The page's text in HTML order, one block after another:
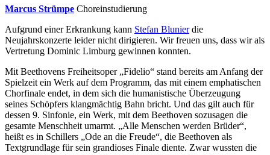
Marcus Strümpe Choreinstudierung
Aufgrund einer Erkrankung kann Stefan Blunierdie
Neujahrskonzerte leider nicht dirigieren. Wir freuen uns, dass wir als
Vertretung Dominic Limburg gewinnen konnten.
Mit Beethovens Freiheitsoper „Fidelio“ stand bereits am Anfang der
Spielzeit ein Werk auf dem Programm, das mit einem emphatischen
Chorfinale endet, in dem sich die humanistische Überzeugung
seines Schöpfers klangmächtig Bahn bricht. Und das gilt auch für
dessen 9. Sinfonie, ein Werk, mit dem Beethoven sozusagen die
gesamte Menschheit umarmt. „Alle Menschen werden Brüder“,
heißt es in Schillers „Ode an die Freude“, die Beethoven als
Textgrundlage für sein grandioses Finale diente. Zwar wussten die